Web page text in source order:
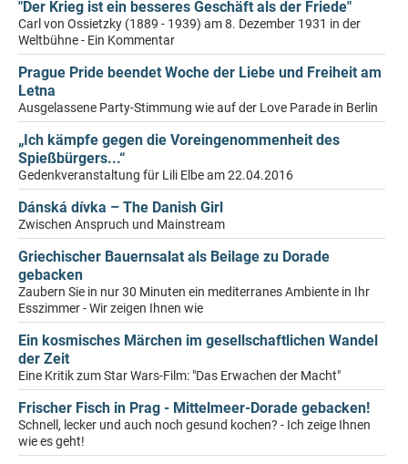
"Der Krieg ist ein besseres Geschäft als der Friede"
Carl von Ossietzky (1889 - 1939) am 8. Dezember 1931 in der
Weltbühne - Ein Kommentar
Prague Pride beendet Woche der Liebe und Freiheit am
Letna
Ausgelassene Party-Stimmung wie auf der Love Parade in Berlin
„Ich kämpfe gegen die Voreingenommenheit des
Spießbürgers...“
Gedenkveranstaltung für Lili Elbe am 22.04.2016
Dánská dívka – The Danish Girl
Zwischen Anspruch und Mainstream
Griechischer Bauernsalat als Beilage zu Dorade
gebacken
Zaubern Sie in nur 30 Minuten ein mediterranes Ambiente in Ihr
Esszimmer - Wir zeigen Ihnen wie
Ein kosmisches Märchen im gesellschaftlichen Wandel
der Zeit
Eine Kritik zum Star Wars-Film: "Das Erwachen der Macht"
Frischer Fisch in Prag - Mittelmeer-Dorade gebacken!
Schnell, lecker und auch noch gesund kochen? - Ich zeige Ihnen
wie es geht!